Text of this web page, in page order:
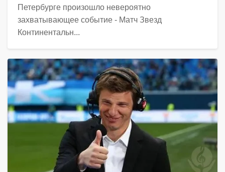
Петербурге произошло невероятно
захватывающее событие - Матч Звезд
Континентальн...